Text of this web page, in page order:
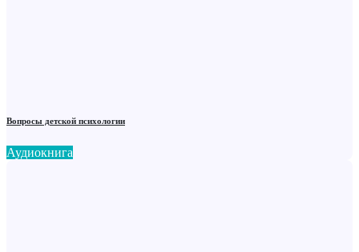
Вопросы детской психологии
Аудиокнига